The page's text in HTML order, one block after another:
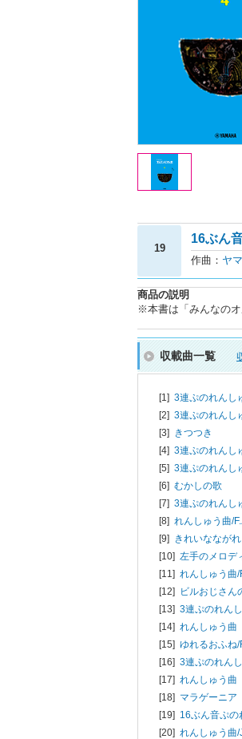
19
16ぶん
作曲： ヤ
商品の説明
※本書は「みんなのオ
収載曲一覧
[1] 3連ぷのれんし
[2] 3連ぷのれんし
[3] きつつき
[4] 3連ぷのれんし
[5] 3連ぷのれんし
[6] むかしの歌
[7] 3連ぷのれんし
[8] れんしゅう曲/
[9] きれいなながれ
[10] 左手のメロデ
[11] れんしゅう曲/
[12] ビルおじさん
[13] 3連ぷのれん
[14] れんしゅう曲
[15] ゆれるおふね/
[16] 3連ぷのれん
[17] れんしゅう曲
[18] マラゲーニア
[19] 16ぶん音ぷの
[20] れんしゅう曲/